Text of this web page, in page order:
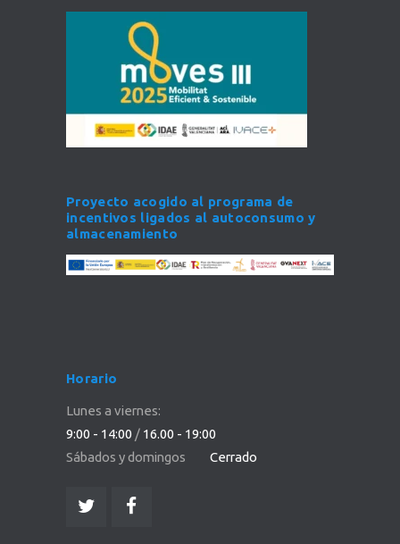
Proyecto acogido al programa de
incentivos ligados al autoconsumo y
almacenamiento
Horario
Lunes a viernes:
9:00 - 14:00 / 16.00 - 19:00
Sábados y domingos Cerrado